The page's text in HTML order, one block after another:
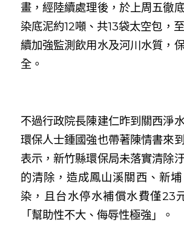
畫，經陸續處理後，於上周五徹
染底泥約12噸、共13袋太空包，
續加強監測飲用水及河川水質，
全。
不過行政院長陳建仁昨到關西淨
環保人士鍾國強也帶著陳情書來
表示，新竹縣環保局未落實清除
的清除，造成鳳山溪關西、新
染，且台水停水補償水費僅23
「幫助性不大、侮辱性極強」。